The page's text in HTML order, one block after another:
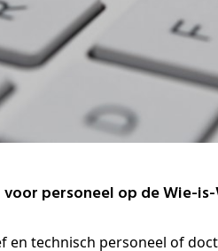
voor personeel op de Wie-